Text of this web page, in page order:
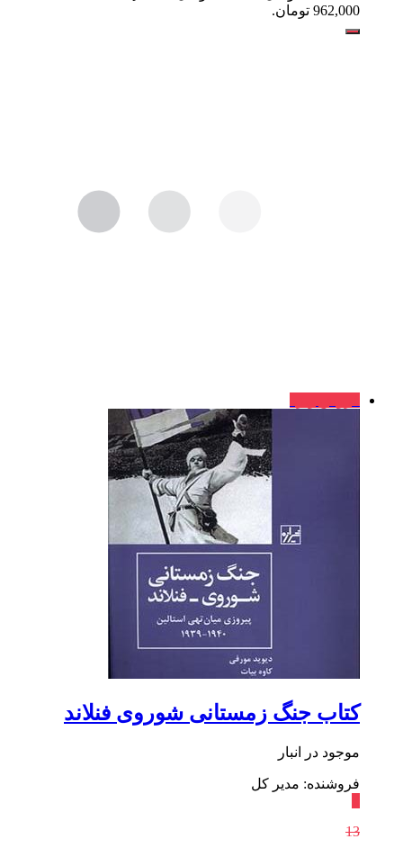
962,000 تومان.
کتاب جنگ زمستانی شوروی فنلاند
موجود در انبار
فروشنده: مدیر کل
13